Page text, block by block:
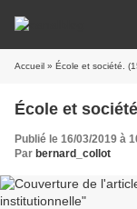
Accueil » École et société.
École et
Publié le 16/03/2019 à
Par bernard_collot